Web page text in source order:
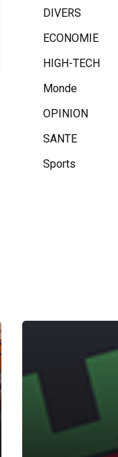
DIVERS
ECONOMIE
HIGH-TECH
Monde
OPINION
SANTE
Sports